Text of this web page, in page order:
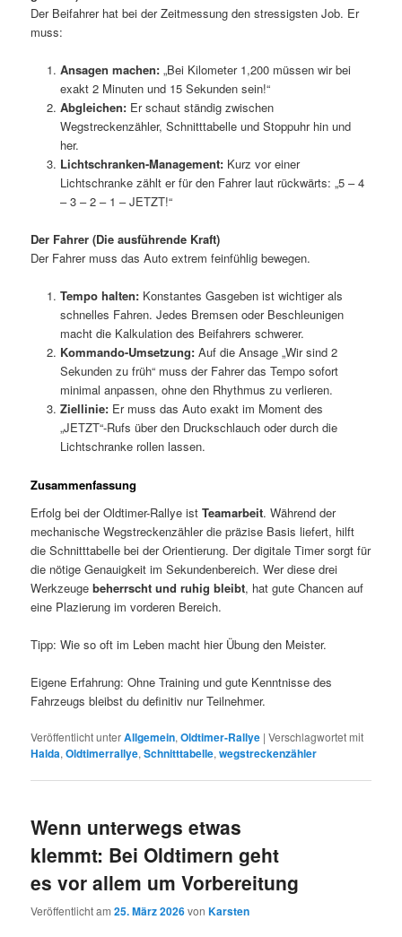
Der Beifahrer hat bei der Zeitmessung den stressigsten Job. Er
muss:
Ansagen machen:„Bei Kilometer 1,200 müssen wir bei
exakt 2 Minuten und 15 Sekunden sein!“
Abgleichen:Er schaut ständig zwischen
Wegstreckenzähler, Schnitttabelle und Stoppuhr hin und
her.
Lichtschranken-Management:Kurz vor einer
Lichtschranke zählt er für den Fahrer laut rückwärts: „5 – 4
– 3 – 2 – 1 – JETZT!“
Der Fahrer (Die ausführende Kraft)
Der Fahrer muss das Auto extrem feinfühlig bewegen.
Tempo halten:Konstantes Gasgeben ist wichtiger als
schnelles Fahren. Jedes Bremsen oder Beschleunigen
macht die Kalkulation des Beifahrers schwerer.
Kommando-Umsetzung:Auf die Ansage „Wir sind 2
Sekunden zu früh“ muss der Fahrer das Tempo sofort
minimal anpassen, ohne den Rhythmus zu verlieren.
Ziellinie:Er muss das Auto exakt im Moment des
„JETZT“-Rufs über den Druckschlauch oder durch die
Lichtschranke rollen lassen.
Zusammenfassung
Erfolg bei der Oldtimer-Rallye istTeamarbeit. Während der
mechanische Wegstreckenzähler die präzise Basis liefert, hilft
die Schnitttabelle bei der Orientierung. Der digitale Timer sorgt für
die nötige Genauigkeit im Sekundenbereich. Wer diese drei
Werkzeugebeherrscht und ruhig bleibt, hat gute Chancen auf
eine Plazierung im vorderen Bereich.
Tipp: Wie so oft im Leben macht hier Übung den Meister.
Eigene Erfahrung: Ohne Training und gute Kenntnisse des
Fahrzeugs bleibst du definitiv nur Teilnehmer.
Veröffentlicht unterAllgemein,Oldtimer-Rallye |Verschlagwortet mit
Halda,Oldtimerrallye,Schnitttabelle,wegstreckenzähler
Wenn unterwegs etwas
klemmt: Bei Oldtimern geht
es vor allem um Vorbereitung
Veröffentlicht am25. März 2026vonKarsten